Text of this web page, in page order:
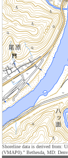
Shoreline data is derived from:
(VMAP0)." Bethesda, MD: